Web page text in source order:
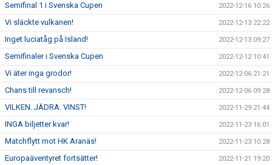
Semifinal 1 i Svenska Cupen 2022-12-16 10:26
Vi släckte vulkanen! 2022-12-13 22:22
Inget luciatåg på Island! 2022-12-13 09:27
Semifinaler i Svenska Cupen 2022-12-12 10:41
Vi äter inga grodor! 2022-12-06 21:21
Chans till revansch! 2022-12-06 09:28
VILKEN. JÄDRA. VINST! 2022-11-29 21:44
INGA biljetter kvar! 2022-11-23 16:01
Matchflytt mot HK Aranäs! 2022-11-23 10:28
Europaäventyret fortsätter! 2022-11-21 19:20